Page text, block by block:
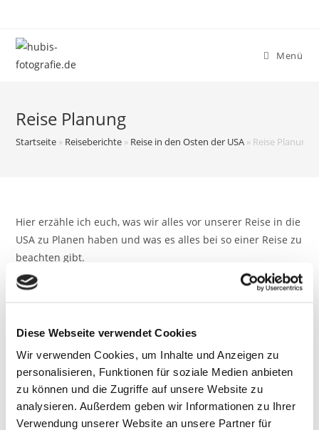
Diese Webseite verwendet Cookies
Wir verwenden Cookies, um Inhalte und Anzeigen zu
personalisieren, Funktionen für soziale Medien anbieten
zu können und die Zugriffe auf unsere Website zu
analysieren. Außerdem geben wir Informationen zu Ihrer
Verwendung unserer Website an unsere Partner für
springen
Menü
Reise Planung
Startseite » Reiseberichte » Reise in den Osten der USA » Reise Planung
Hier erzähle ich euch, was wir alles vor unserer Reise in die
USA zu Planen haben und was es alles bei so einer Reise zu
beachten gibt.
Wie planen wir unsere Reise
Autor:
Hubis-Fotografie
veröffentlicht:
17. April 2022
Kommentare:
Wie planen wir unsere Reise Wie wir unsere Reisen Planen
ist davon abhängig, wohin es gehen soll. Da wir dieses Jahr
zur Ostküste der USA fliegen, werde ich berichten, wie wir…